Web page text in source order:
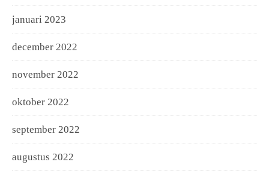
januari 2023
december 2022
november 2022
oktober 2022
september 2022
augustus 2022